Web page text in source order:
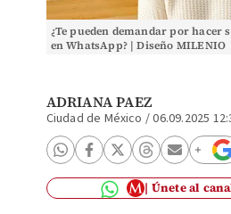
¿Te pueden demandar por hacer
en WhatsApp? | Diseño MILENIO
ADRIANA PAEZ
Ciudad de México /06.09.2025
Únete al